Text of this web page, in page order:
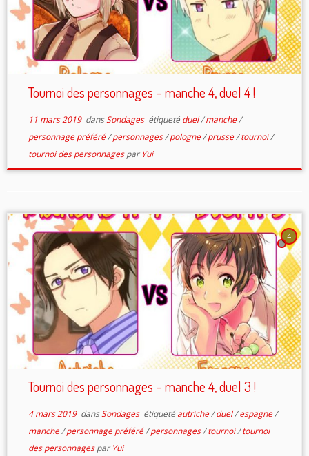
Tournoi des personnages – manche 4, duel 4 !
11 mars 2019dansSondages étiqueté duel/manche/
personnage préféré/personnages/pologne/prusse/tournoi/
tournoi des personnagespar Yui
4
Tournoi des personnages – manche 4, duel 3 !
4 mars 2019dansSondages étiqueté autriche/duel/espagne/
manche/personnage préféré/personnages/tournoi/tournoi
des personnagespar Yui